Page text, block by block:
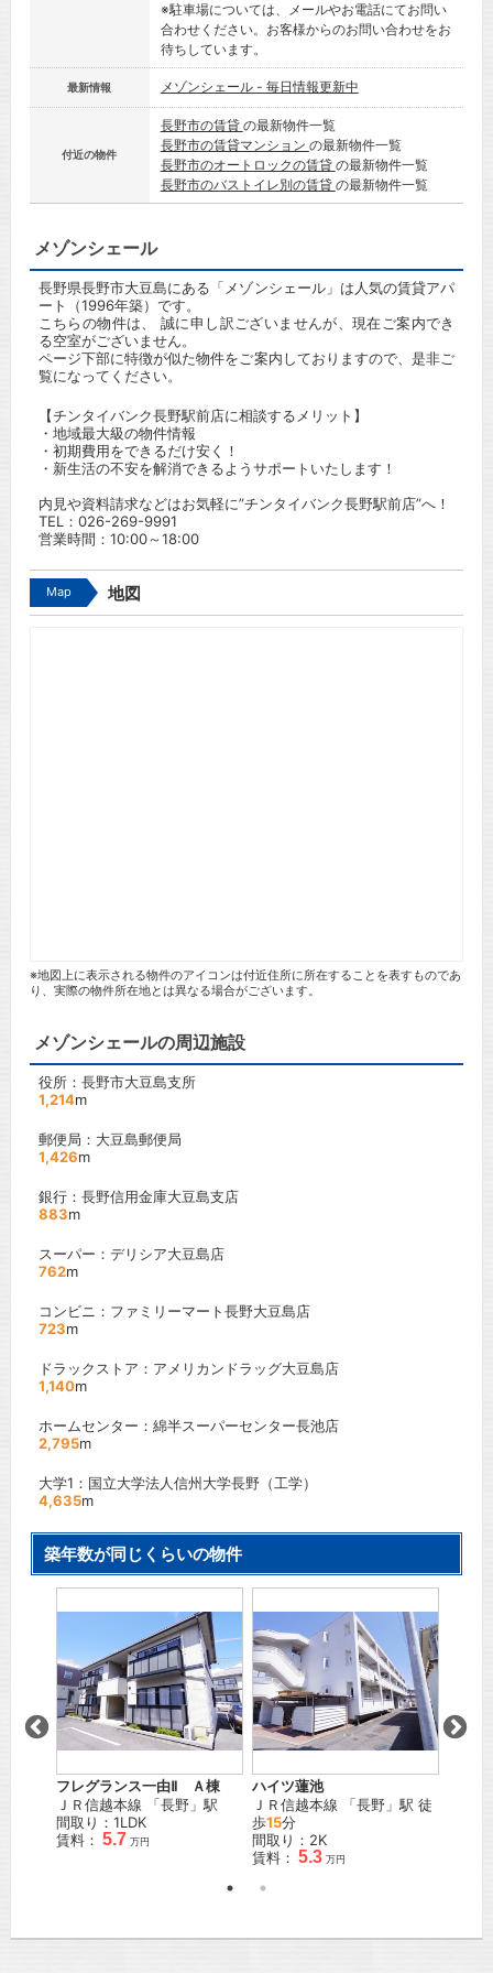
※駐車場については、メールやお電話にてお問い
合わせください。お客様からのお問い合わせをお
待ちしています。
最新情報 メゾンシェール - 毎日情報更新中
付近の物件
長野市の賃貸 の最新物件一覧
長野市の賃貸マンション の最新物件一覧
長野市のオートロックの賃貸 の最新物件一覧
長野市のバストイレ別の賃貸 の最新物件一覧
メゾンシェール
長野県長野市大豆島にある「メゾンシェール」は人気の賃貸アパ
ート（1996年築）です。
こちらの物件は、 誠に申し訳ございませんが、現在ご案内でき
る空室がございません。
ページ下部に特徴が似た物件をご案内しておりますので、是非ご
覧になってください。
【チンタイバンク長野駅前店に相談するメリット】
・地域最大級の物件情報
・初期費用をできるだけ安く！
・新生活の不安を解消できるようサポートいたします！
内見や資料請求などはお気軽に”チンタイバンク長野駅前店”へ！
TEL： 026-269-9991
営業時間：10:00～18:00
Map 地図
※地図上に表示される物件のアイコンは付近住所に所在することを表すものであ
り、実際の物件所在地とは異なる場合がございます。
メゾンシェールの周辺施設
役所：長野市大豆島支所
1,214m
郵便局：大豆島郵便局
1,426m
銀行：長野信用金庫大豆島支店
883m
スーパー：デリシア大豆島店
762m
コンビニ：ファミリーマート長野大豆島店
723m
ドラックストア：アメリカンドラッグ大豆島店
1,140m
ホームセンター：綿半スーパーセンター長池店
2,795m
大学1：国立大学法人信州大学長野（工学）
4,635m
築年数が同じくらいの物件
フレグランス一由Ⅱ Ａ棟
ＪＲ信越本線 「長野 」駅
間取り：1LDK
賃料： 5.7 万円
ハイツ蓮池
ＪＲ信越本線 「長野 」駅 徒
歩15分
間取り：2K
賃料： 5.3 万円